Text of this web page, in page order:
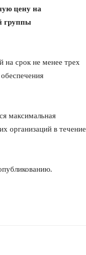
цену на
группы
на срок не менее трех
максимальная
организаций в течение